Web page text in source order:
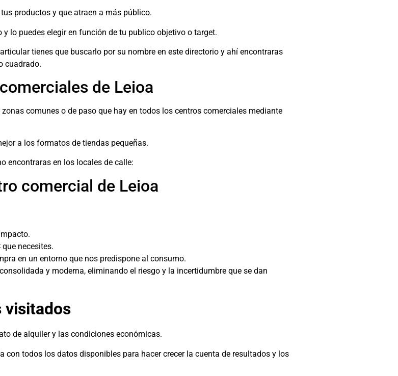
productos y que atraen a más público.
lo puedes elegir en función de tu publico objetivo o target.
tienes que buscarlo por su nombre en este directorio y ahí encontraras
cuadrado.
de Leioa
comunes o de paso que hay en todos los centros comerciales mediante
a los formatos de tiendas pequeñas.
encontraras en los locales de calle:
comercial de Leioa
necesites.
en un entorno que nos predispone al consumo.
y moderna, eliminando el riesgo y la incertidumbre que se dan
visitados
de alquiler y las condiciones económicas.
todos los datos disponibles para hacer crecer la cuenta de resultados y los